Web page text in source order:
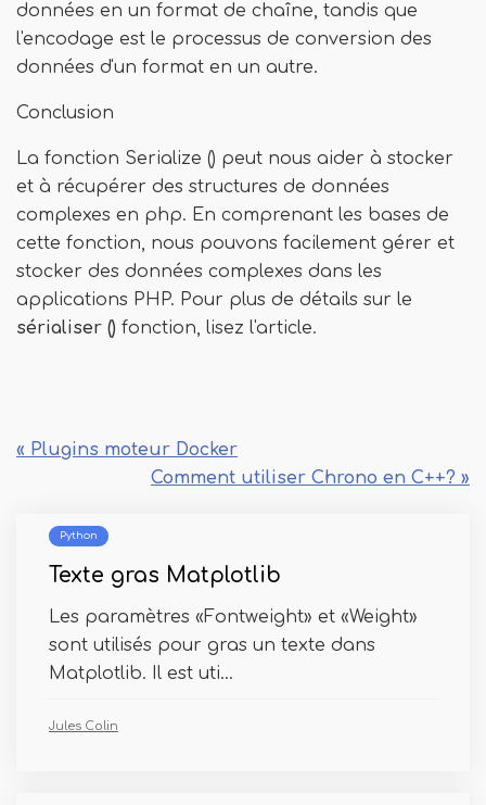
données en un format de chaîne, tandis que
l'encodage est le processus de conversion des
données d'un format en un autre.
Conclusion
La fonction Serialize () peut nous aider à stocker
et à récupérer des structures de données
complexes en php. En comprenant les bases de
cette fonction, nous pouvons facilement gérer et
stocker des données complexes dans les
applications PHP. Pour plus de détails sur le
sérialiser () fonction, lisez l'article.
« Plugins moteur Docker
Comment utiliser Chrono en C++? »
Python
Texte gras Matplotlib
Les paramètres «Fontweight» et «Weight»
sont utilisés pour gras un texte dans
Matplotlib. Il est uti...
Jules Colin